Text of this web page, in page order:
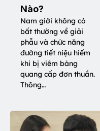
Nào?
Nam giới không có
bất thường về giải
phẫu và chức năng
đường tiết niệu hiếm
khi bị viêm bàng
quang cấp đơn thuần.
Thông…